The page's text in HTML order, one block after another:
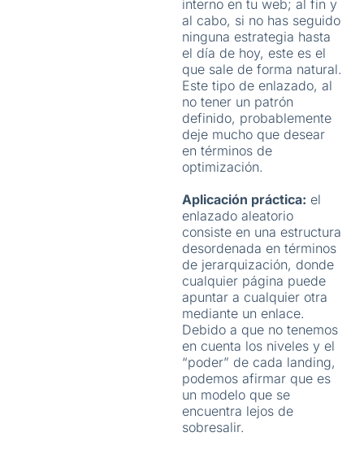
interno en tu web; al fin y
al cabo, si no has seguido
ninguna estrategia hasta
el día de hoy, este es el
que sale de forma natural.
Este tipo de enlazado, al
no tener un patrón
definido, probablemente
deje mucho que desear
en términos de
optimización.
Aplicación práctica: el
enlazado aleatorio
consiste en una estructura
desordenada en términos
de jerarquización, donde
cualquier página puede
apuntar a cualquier otra
mediante un enlace.
Debido a que no tenemos
en cuenta los niveles y el
“poder” de cada landing,
podemos afirmar que es
un modelo que se
encuentra lejos de
sobresalir.